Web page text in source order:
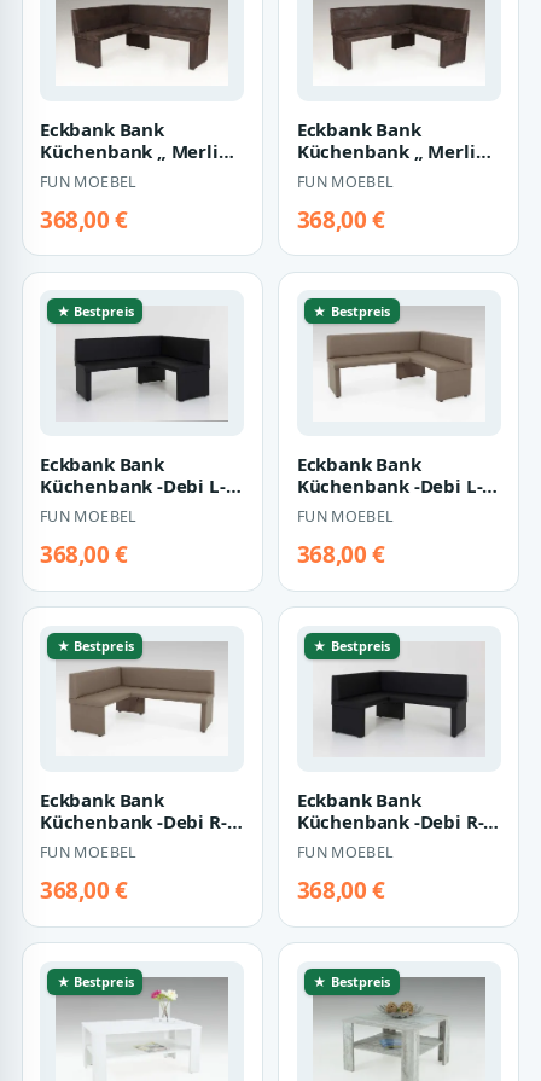
Eckbank Bank
Küchenbank „ Merlin
R“ Nubuklederoptik
Braun 168 x 128 cm
FUN MOEBEL
368,00 €
Eckbank Bank
Küchenbank „ Merlin
L“ Nubuklederoptik
Braun 168 x 128 cm
FUN MOEBEL
368,00 €
★ Bestpreis
Eckbank Bank
Küchenbank -Debi L-
Kunstleder Schwarz
168 x 128 cm
FUN MOEBEL
368,00 €
★ Bestpreis
Eckbank Bank
Küchenbank -Debi L-
Kunstleder Latte 168 x
128 cm
FUN MOEBEL
368,00 €
★ Bestpreis
Eckbank Bank
Küchenbank -Debi R-
Kunstleder Latte 168 x
128 cm
FUN MOEBEL
368,00 €
★ Bestpreis
Eckbank Bank
Küchenbank -Debi R-
Kunstleder Schwarz
168 x 128 cm
FUN MOEBEL
368,00 €
★ Bestpreis ★ Bestpreis